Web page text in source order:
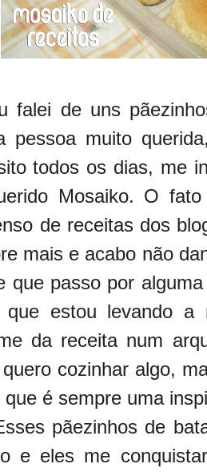
falei de uns
pessoa muito
todos os dias, me
Mosaiko. O
de receitas dos
mais e acabo não
que passo por
que estou levando
da receita num
cozinhar algo,
é sempre uma
pãezinhos de
e eles me